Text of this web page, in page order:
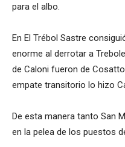
para el albo.
En El Trébol Sastre
enorme al derrotar a
de Caloni fueron de
empate transitorio lo hizo
De esta manera tanto San
en la pelea de los puestos